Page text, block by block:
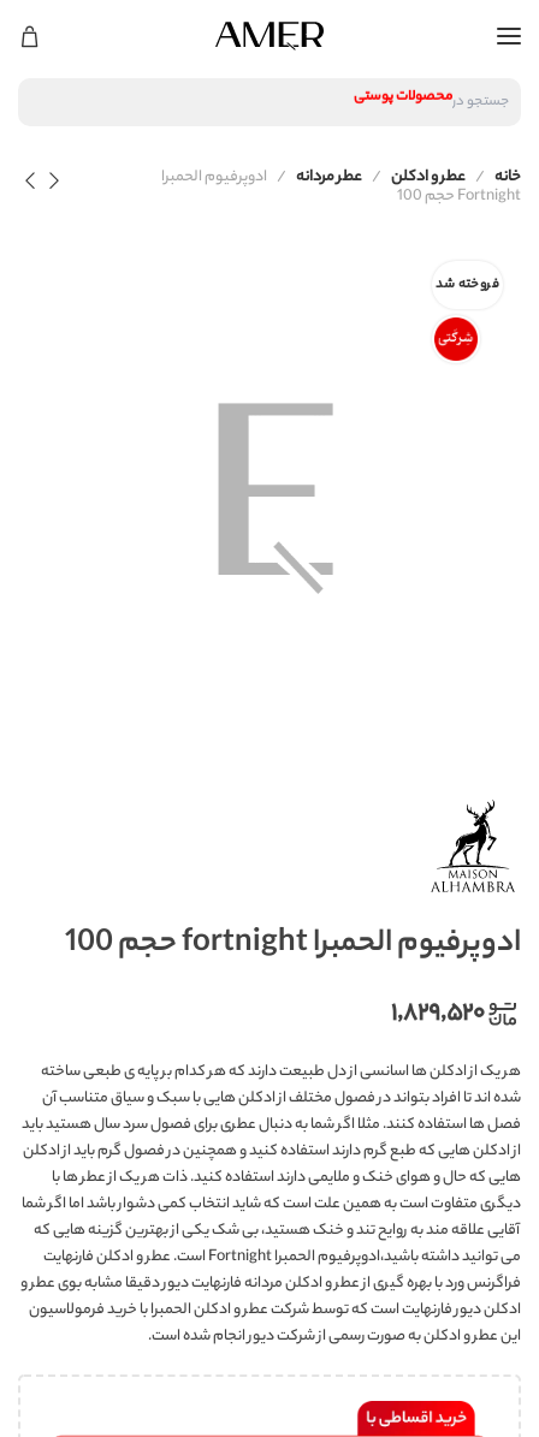
جستجو درمحصولات مراقبت مو
محصولات پوستی
خانه عطر و ادکلن عطر مردانه ادوپرفیوم الحمبرا
Fortnight حجم 100
فروخته شد
ادوپرفیوم الحمبرا fortnight حجم 100
۱,۸۲۹,۵۲۰
هر یک از ادکلن ها اسانسی از دل طبیعت دارند که هر کدام بر پایه ی طبعی ساخته
شده اند تا افراد بتواند در فصول مختلف از ادکلن هایی با سبک و سیاق متناسب آن
فصل ها استفاده کنند. مثلا اگر شما به دنبال عطری برای فصول سرد سال هستید باید
از ادکلن هایی که طبع گرم دارند استفاده کنید و همچنین در فصول گرم باید از ادکلن
هایی که حال و هوای خنک و ملایمی دارند استفاده کنید. ذات هر یک از عطر ها با
دیگری متفاوت است به همین علت است که شاید انتخاب کمی دشوار باشد اما اگر شما
آقایی علاقه مند به روایح تند و خنک هستید، بی شک یکی از بهترین گزینه هایی که
می توانید داشته باشید،ادوپرفیوم الحمبرا Fortnight است. عطر و ادکلن فارنهایت
فراگرنس ورد با بهره گیری از عطر و ادکلن مردانه فارنهایت دیور دقیقا مشابه بوی عطر و
ادکلن دیور فارنهایت است که توسط شرکت عطر و ادکلن الحمبرا با خرید فرمولاسیون
این عطر و ادکلن به صورت رسمی از شرکت دیور انجام شده است.